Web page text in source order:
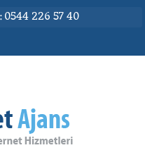
226 57 40